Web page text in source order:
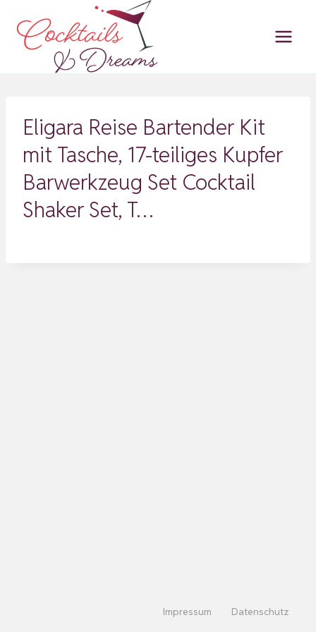
Inhalt
springen
Eligara Reise Bartender Kit
mit Tasche, 17-teiliges Kupfer
Barwerkzeug Set Cocktail
Shaker Set, T…
Impressum Datenschutz